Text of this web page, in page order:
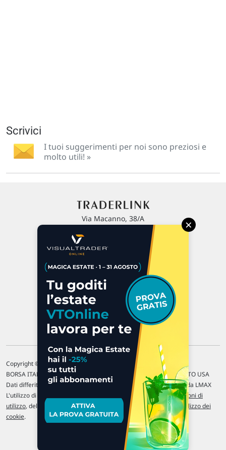
Scrivici
I tuoi suggerimenti per noi sono preziosi e
molto utili! »
Via Macanno, 38/A
P.IVA 02 452 460 401
Chi siamo
Commenti e segnalazioni
Contattaci
Copyright © 1996-2026 Traderlink Italia s.r.l.
BORSA ITALIANA Quotazioni di borsa differite di 15 min. / MERCATO USA
Dati differiti di 15 min. (fonte Intrinio) / FOREX Quotazioni fornite da LMAX
L'utilizzo di questo sito implica l'accettazione delle nostre Condizioni di
utilizzo, del Disclaimer MAR, delle Politiche sulla privacye dell' Utilizzo dei
cookie.
×